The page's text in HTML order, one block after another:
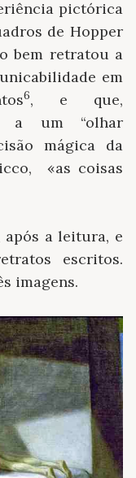
pictórica
de Hopper
bem retratou a
em
6, e que,
a um “olhar
mágica da
«as coisas
a leitura, e
escritos.
imagens.